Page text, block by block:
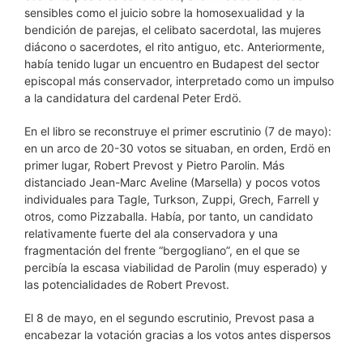
sensibles como el juicio sobre la homosexualidad y la
bendición de parejas, el celibato sacerdotal, las mujeres
diácono o sacerdotes, el rito antiguo, etc. Anteriormente,
había tenido lugar un encuentro en Budapest del sector
episcopal más conservador, interpretado como un impulso
a la candidatura del cardenal Peter Erdö.
En el libro se reconstruye el primer escrutinio (7 de mayo):
en un arco de 20-30 votos se situaban, en orden, Erdö en
primer lugar, Robert Prevost y Pietro Parolin. Más
distanciado Jean-Marc Aveline (Marsella) y pocos votos
individuales para Tagle, Turkson, Zuppi, Grech, Farrell y
otros, como Pizzaballa. Había, por tanto, un candidato
relativamente fuerte del ala conservadora y una
fragmentación del frente “bergogliano”, en el que se
percibía la escasa viabilidad de Parolin (muy esperado) y
las potencialidades de Robert Prevost.
El 8 de mayo, en el segundo escrutinio, Prevost pasa a
encabezar la votación gracias a los votos antes dispersos